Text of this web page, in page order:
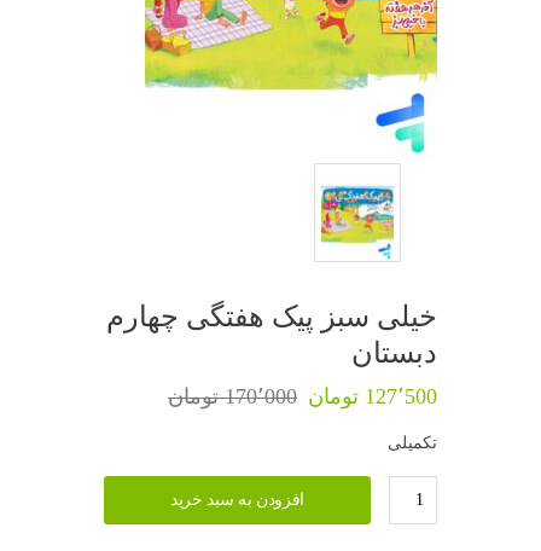
خیلی سبز پیک هفتگی چهارم
دبستان
127٬500 تومان 170٬000 تومان
تکمیلی
افزودن به سبد خرید